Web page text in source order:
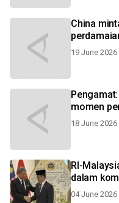
China
19 June 2026
momen
18 June 2026
RI-
dalam
04 June 2026